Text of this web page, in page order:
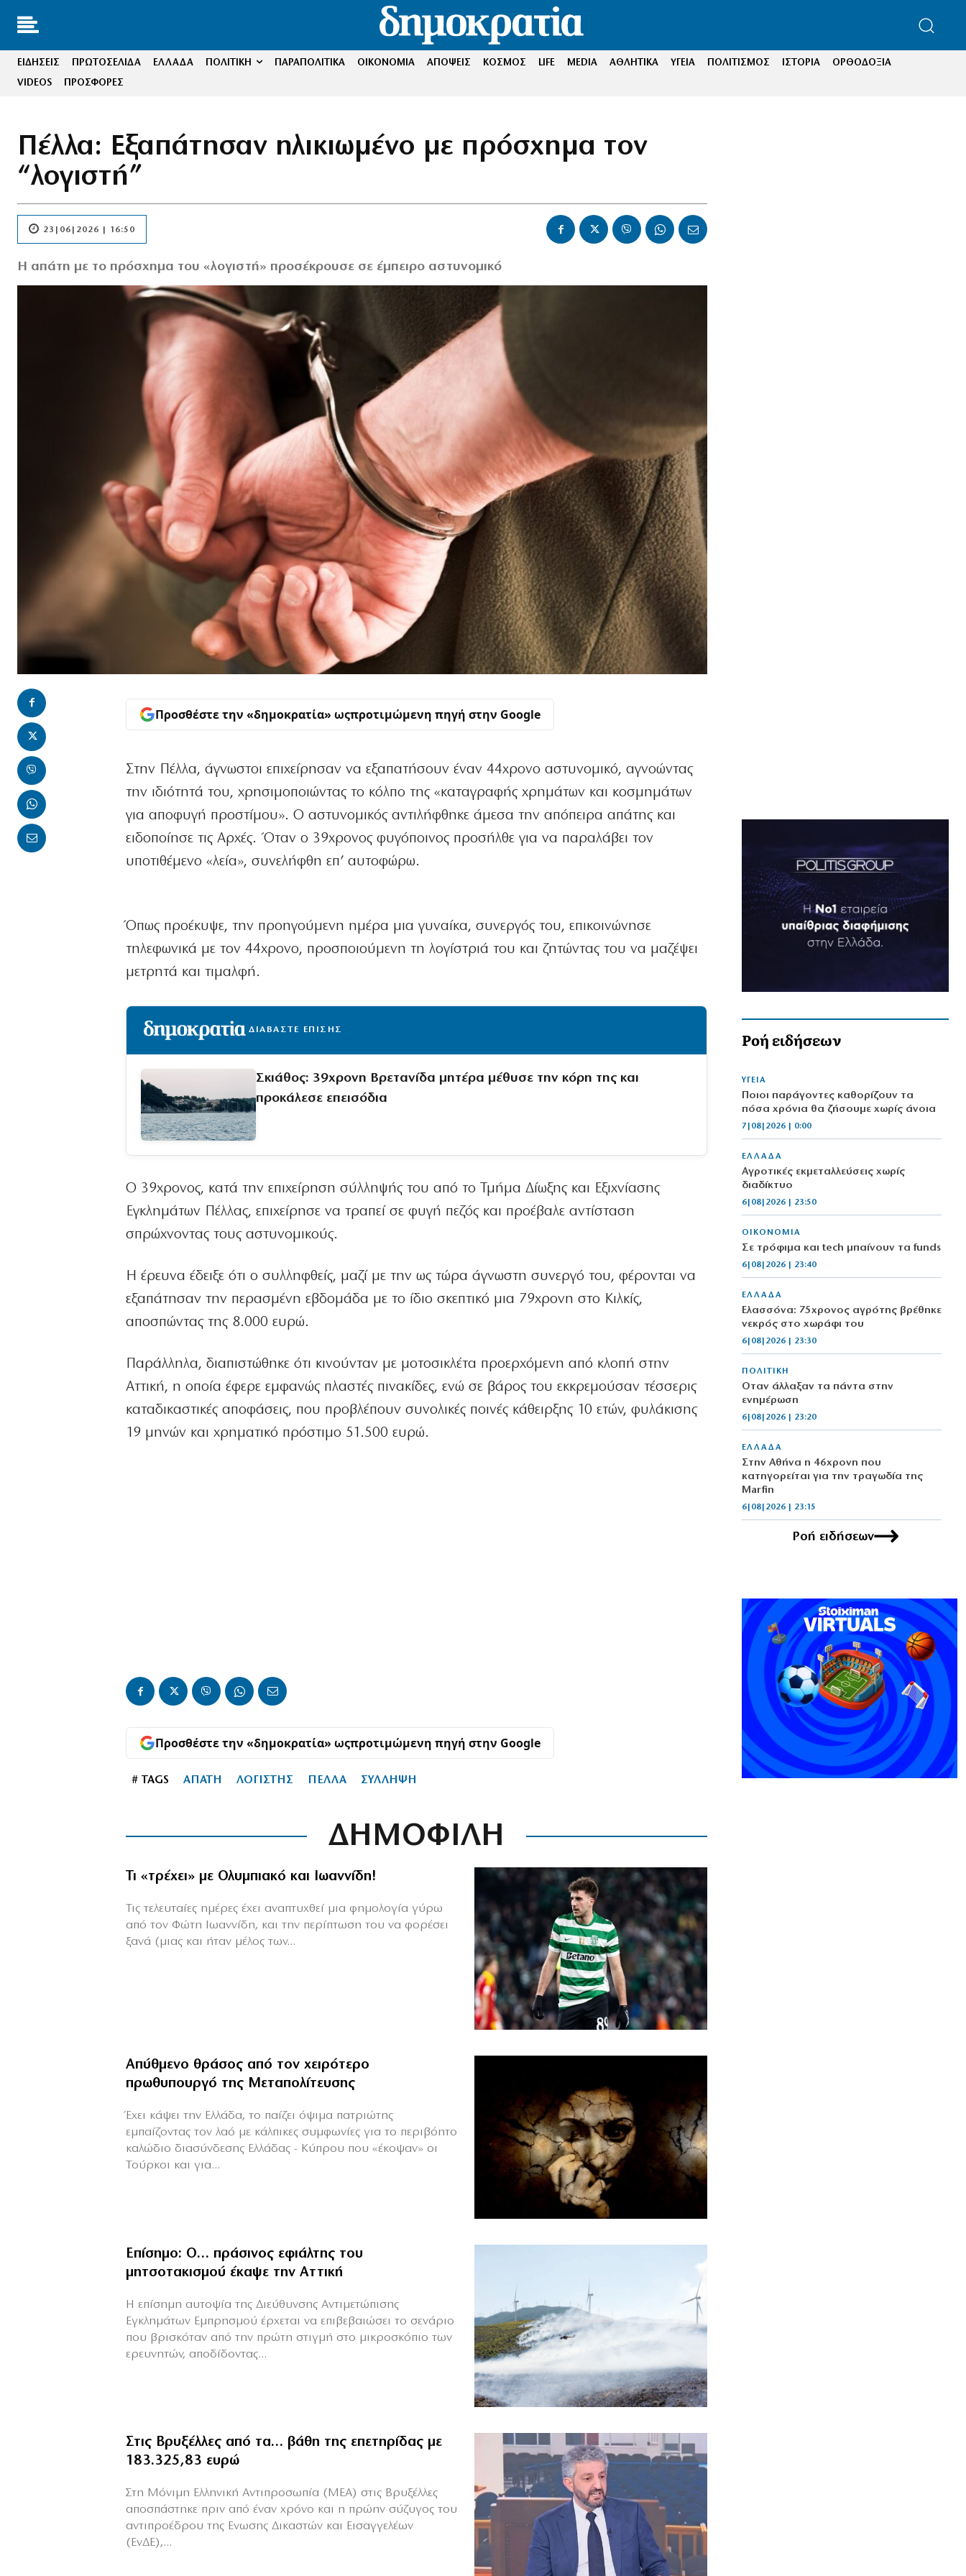
ΕΙΔΗΣΕΙΣ ΠΡΩΤΟΣΕΛΙΔΑ ΕΛΛΑΔΑ ΠΟΛΙΤΙΚΗ ΠΑΡΑΠΟΛΙΤΙΚΑ ΟΙΚΟΝΟΜΙΑ ΑΠΟΨΕΙΣ ΚΟΣΜΟΣ LIFE MEDIA ΑΘΛΗΤΙΚΑ ΥΓΕΙΑ ΠΟΛΙΤΙΣΜΟΣ ΙΣΤΟΡΙΑ
ΟΡΘΟΔΟΞΙΑ
VIDEOS
ΠΡΟΣΦΟΡΕΣ
Πέλλα: Εξαπάτησαν ηλικιωμένο με πρόσχημα τον
“λογιστή”
23|06|2026 | 16:50
Η απάτη με το πρόσχημα του «λογιστή» προσέκρουσε σε έμπειρο αστυνομικό
Προσθέστε την «δημοκρατία» ωςπροτιμώμενη πηγή στην Google
Στην Πέλλα, άγνωστοι επιχείρησαν να εξαπατήσουν έναν 44χρονο αστυνομικό, αγνοώντας
την ιδιότητά του, χρησιμοποιώντας το κόλπο της «καταγραφής χρημάτων και κοσμημάτων
για αποφυγή προστίμου». Ο αστυνομικός αντιλήφθηκε άμεσα την απόπειρα απάτης και
ειδοποίησε τις Αρχές. Όταν ο 39χρονος φυγόποινος προσήλθε για να παραλάβει τον
υποτιθέμενο «λεία», συνελήφθη επ’ αυτοφώρω.
Όπως προέκυψε, την προηγούμενη ημέρα μια γυναίκα, συνεργός του, επικοινώνησε
τηλεφωνικά με τον 44χρονο, προσποιούμενη τη λογίστριά του και ζητώντας του να μαζέψει
μετρητά και τιμαλφή.
ΔΙΑΒΑΣΤΕ ΕΠΙΣΗΣ
Σκιάθος: 39χρονη Βρετανίδα μητέρα μέθυσε την κόρη της και
προκάλεσε επεισόδια
Ο 39χρονος, κατά την επιχείρηση σύλληψής του από το Τμήμα Δίωξης και Εξιχνίασης
Εγκλημάτων Πέλλας, επιχείρησε να τραπεί σε φυγή πεζός και προέβαλε αντίσταση
σπρώχνοντας τους αστυνομικούς.
Η έρευνα έδειξε ότι ο συλληφθείς, μαζί με την ως τώρα άγνωστη συνεργό του, φέρονται να
εξαπάτησαν την περασμένη εβδομάδα με το ίδιο σκεπτικό μια 79χρονη στο Κιλκίς,
αποσπώντας της 8.000 ευρώ.
Παράλληλα, διαπιστώθηκε ότι κινούνταν με μοτοσικλέτα προερχόμενη από κλοπή στην
Αττική, η οποία έφερε εμφανώς πλαστές πινακίδες, ενώ σε βάρος του εκκρεμούσαν τέσσερις
καταδικαστικές αποφάσεις, που προβλέπουν συνολικές ποινές κάθειρξης 10 ετών, φυλάκισης
19 μηνών και χρηματικό πρόστιμο 51.500 ευρώ.
Προσθέστε την «δημοκρατία» ωςπροτιμώμενη πηγή στην Google
# TAGS ΑΠΑΤΗ ΛΟΓΙΣΤΗΣ ΠΕΛΛΑ ΣΥΛΛΗΨΗ
ΔΗΜΟΦΙΛΗ
Τι «τρέχει» με Ολυμπιακό και Ιωαννίδη!
Τις τελευταίες ημέρες έχει αναπτυχθεί μια φημολογία γύρω
από τον Φώτη Ιωαννίδη, και την περίπτωση του να φορέσει
ξανά (μιας και ήταν μέλος των...
Απύθμενο θράσος από τον χειρότερο
πρωθυπουργό της Μεταπολίτευσης
Έχει κάψει την Ελλάδα, το παίζει όψιμα πατριώτης
εμπαίζοντας τον λαό με κάλπικες συμφωνίες για το περιβόητο
καλώδιο διασύνδεσης Ελλάδας - Κύπρου που «έκοψαν» οι
Τούρκοι και για...
Επίσημο: Ο… πράσινος εφιάλτης του
μητσοτακισμού έκαψε την Αττική
Η επίσημη αυτοψία της Διεύθυνσης Αντιμετώπισης
Εγκλημάτων Εμπρησμού έρχεται να επιβεβαιώσει το σενάριο
που βρισκόταν από την πρώτη στιγμή στο μικροσκόπιο των
ερευνητών, αποδίδοντας...
Στις Βρυξέλλες από τα… βάθη της επετηρίδας με
183.325,83 ευρώ
Στη Μόνιμη Ελληνική Αντιπροσωπία (ΜΕΑ) στις Βρυξέλλες
αποσπάστηκε πριν από έναν χρόνο και η πρώην σύζυγος του
αντιπροέδρου της Ενωσης Δικαστών και Εισαγγελέων
(ΕνΔΕ),...
Ροή ειδήσεων
ΥΓΕΙΑ
Ποιοι παράγοντες καθορίζουν τα
πόσα χρόνια θα ζήσουμε χωρίς άνοια
7|08|2026 | 0:00
ΕΛΛΑΔΑ
Αγροτικές εκμεταλλεύσεις χωρίς
διαδίκτυο
6|08|2026 | 23:50
ΟΙΚΟΝΟΜΙΑ
Σε τρόφιμα και tech μπαίνουν τα funds
6|08|2026 | 23:40
ΕΛΛΑΔΑ
Ελασσόνα: 75χρονος αγρότης βρέθηκε
νεκρός στο χωράφι του
6|08|2026 | 23:30
ΠΟΛΙΤΙΚΗ
Όταν άλλαξαν τα πάντα στην
ενημέρωση
6|08|2026 | 23:20
ΕΛΛΑΔΑ
Στην Αθήνα η 46χρονη που
κατηγορείται για την τραγωδία της
Marfin
6|08|2026 | 23:15
ΟΙΚΟΝΟΜΙΑ
6|08|2026 | 23:10
ΑΘΛΗΤΙΚΑ
Ο Ορτέγκα αποχαιρέτησε τον
Ολυμπιακό και υπογράφει στη Ρίβερ
6|08|2026 | 23:00
ΕΛΛΑΔΑ
ΟΛΘ: Νέα επένδυση σε σύγχρονο
εξοπλισμό – 8 νέα Straddle Carriers
στο λιμάνι
6|08|2026 | 22:50
Ροή ειδήσεων